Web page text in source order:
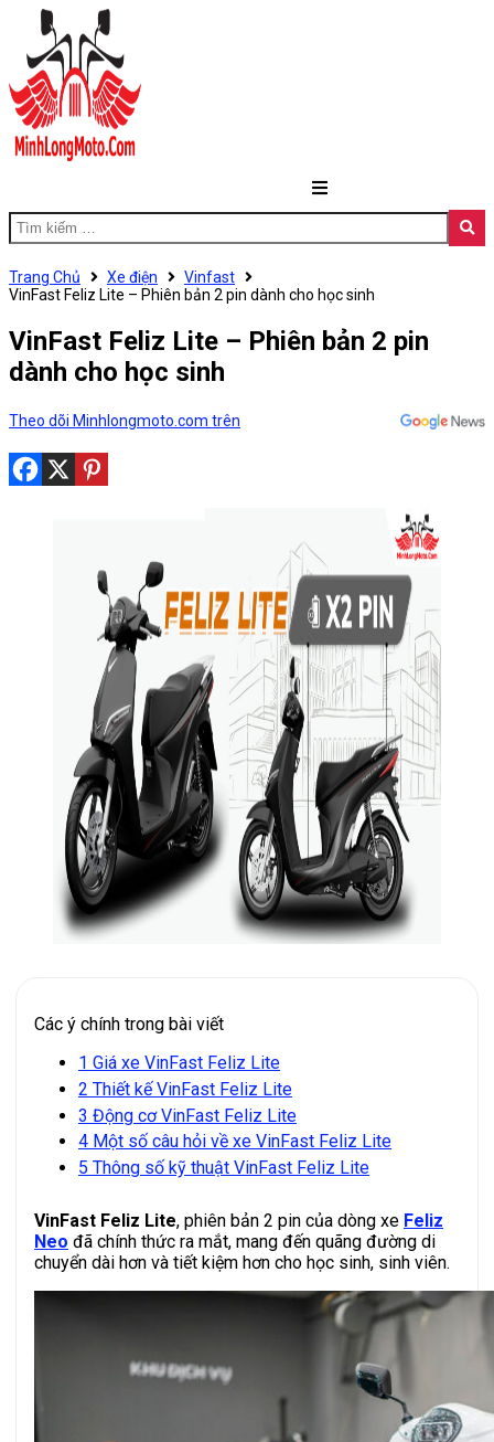
Trang Chủ Xe điện
Vinfast
VinFast Feliz Lite – Phiên bản 2 pin dành cho học sinh
VinFast Feliz Lite – Phiên bản 2 pin
dành cho học sinh
Theo dõi Minhlongmoto.com trên
Các ý chính trong bài viết
1 Giá xe VinFast Feliz Lite
2 Thiết kế VinFast Feliz Lite
3 Động cơ VinFast Feliz Lite
4 Một số câu hỏi về xe VinFast Feliz Lite
5 Thông số kỹ thuật VinFast Feliz Lite
VinFast Feliz Lite, phiên bản 2 pin của dòng xe Feliz
Neo đã chính thức ra mắt, mang đến quãng đường di
chuyển dài hơn và tiết kiệm hơn cho học sinh, sinh viên.